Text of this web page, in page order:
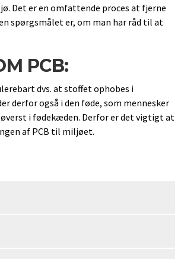
Det er en omfattende proces at fjerne
spørgsmålet er, om man har råd til at
PCB:
dvs. at stoffet ophobes i
derfor også i den føde, som mennesker
i fødekæden. Derfor er det vigtigt at
af PCB til miljøet.